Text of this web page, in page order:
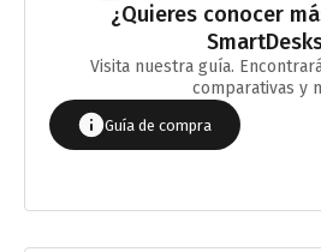
¿Quieres conocer
Visita nuestra guía.
comparativas y
Guía de compra